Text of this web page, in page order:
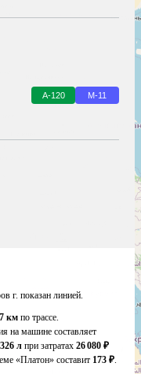
А-120 М-11
г. показан линией.
км по трассе.
на машине составляет
326 л при затратах 26 080 ₽
«Платон» составит 173 ₽.